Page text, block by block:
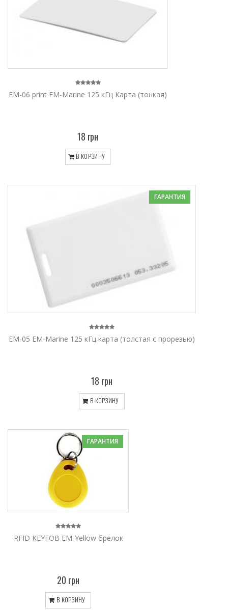
ЕМ-06 print EM-Marine 125 кГц Карта (тонкая)
18 грн
В КОРЗИНУ
ГАРАНТИЯ
ЕМ-05 EM-Marine 125 кГц карта (толстая с прорезью)
18 грн
В КОРЗИНУ
ГАРАНТИЯ
RFID KEYFOB EM-Yellow брелок
20 грн
В КОРЗИНУ